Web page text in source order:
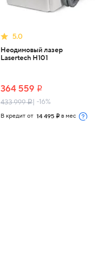
5.0
Неодимовый лазер
Lasertech H101
364 559 i
433 999i| -16%
В кредит от 14 495 i в мес